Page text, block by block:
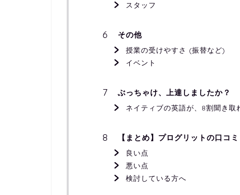
スタッフ
その他
授業の受けやすさ (振替など)
イベント
ぶっちゃけ、上達しましたか？
ネイティブの英語が、8割聞き取
【まとめ】プログリットの口コ
良い点
悪い点
検討している方へ